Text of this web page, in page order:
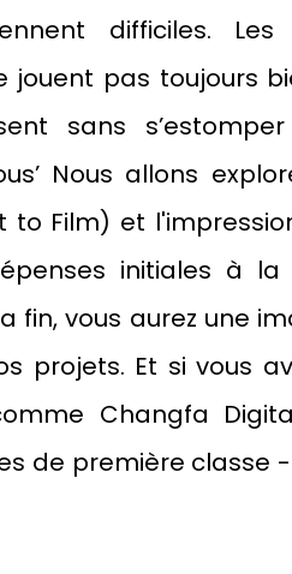
difficiles. Les
pas toujours
sans
Nous allons
to Film) et
initiales à
fin, vous aurez une
projets. Et si vous
Changfa
de première classe